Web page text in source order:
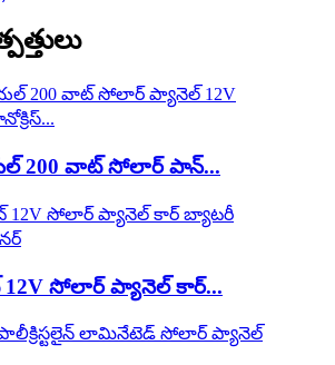
200 వాట్ సోలార్ పాన్...
12V సోలార్ ప్యానెల్ కార్...